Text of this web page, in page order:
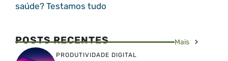
saúde? Testamos tudo
POSTS RECENTES Mais
PRODUTIVIDADE DIGITAL